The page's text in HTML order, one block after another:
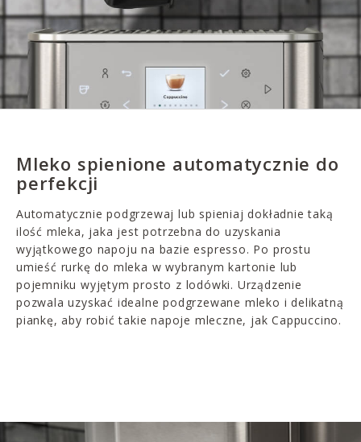
Mleko spienione automatycznie do
perfekcji
Automatycznie podgrzewaj lub spieniaj dokładnie taką
ilość mleka, jaka jest potrzebna do uzyskania
wyjątkowego napoju na bazie espresso. Po prostu
umieść rurkę do mleka w wybranym kartonie lub
pojemniku wyjętym prosto z lodówki. Urządzenie
pozwala uzyskać idealne podgrzewane mleko i delikatną
piankę, aby robić takie napoje mleczne, jak Cappuccino.